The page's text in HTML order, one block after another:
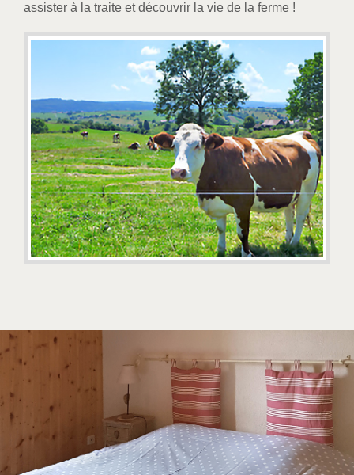
assister à la traite et découvrir la vie de la ferme !